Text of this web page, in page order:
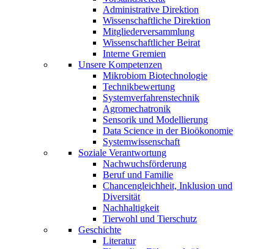
Administrative Direktion
Wissenschaftliche Direktion
Mitgliederversammlung
Wissenschaftlicher Beirat
Interne Gremien
Unsere Kompetenzen
Mikrobiom Biotechnologie
Technikbewertung
Systemverfahrenstechnik
Agromechatronik
Sensorik und Modellierung
Data Science in der Bioökonomie
Systemwissenschaft
Soziale Verantwortung
Nachwuchsförderung
Beruf und Familie
Chancengleichheit, Inklusion und
Diversität
Nachhaltigkeit
Tierwohl und Tierschutz
Geschichte
Literatur